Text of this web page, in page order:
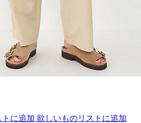
欲しいものリストに追加